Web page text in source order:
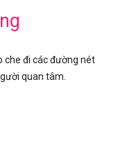
che đi các đường nét
quan tâm.